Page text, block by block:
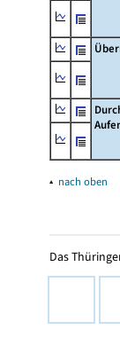
▴ nach oben
Das